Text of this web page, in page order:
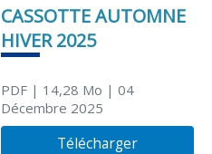
CASSOTTE AUTOMNE
HIVER 2025
PDF| 14,28 Mo | 04
Décembre 2025
Télécharger